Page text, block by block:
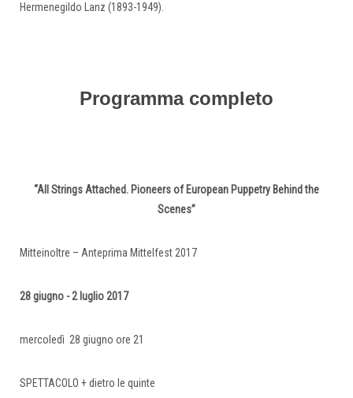
Hermenegildo Lanz (1893-1949).
Programma completo
“All Strings Attached. Pioneers of European Puppetry Behind the
Scenes”
Mitteinoltre – Anteprima Mittelfest 2017
28 giugno - 2 luglio 2017
mercoledì 28 giugno ore 21
SPETTACOLO + dietro le quinte